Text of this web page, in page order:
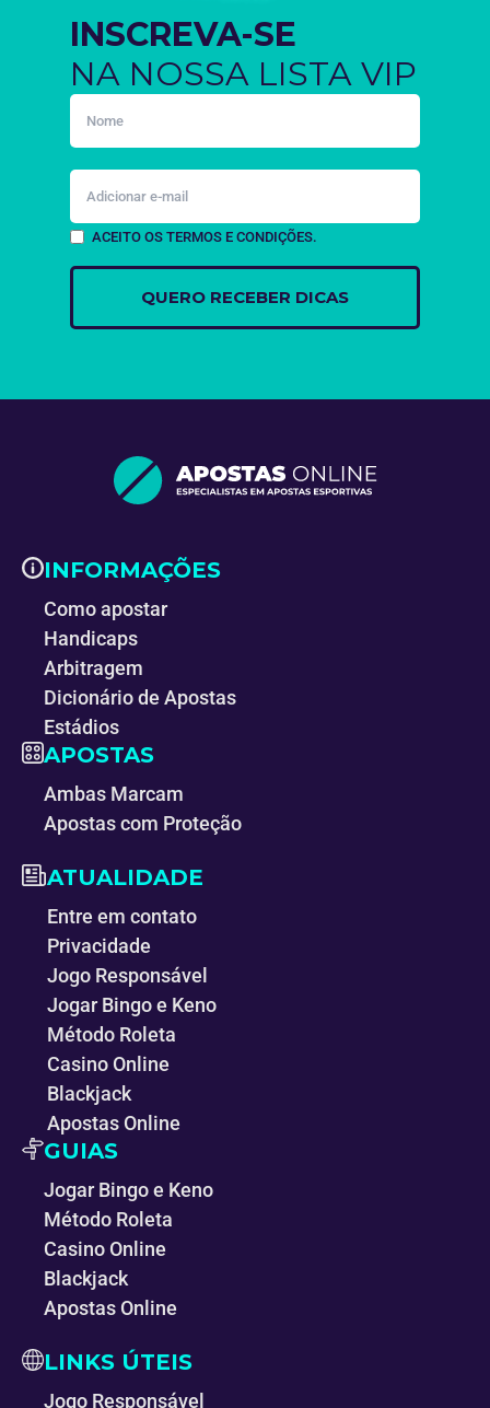
INSCREVA-SE
NA NOSSA LISTA VIP
ACEITO OS TERMOS E CONDIÇÕES.
INFORMAÇÕES
Como apostar
Handicaps
Arbitragem
Dicionário de Apostas
Estádios
APOSTAS
Ambas Marcam
Apostas com Proteção
ATUALIDADE
Entre em contato
Privacidade
Jogo Responsável
Jogar Bingo e Keno
Método Roleta
Casino Online
Blackjack
Apostas Online
GUIAS
Jogar Bingo e Keno
Método Roleta
Casino Online
Blackjack
Apostas Online
LINKS ÚTEIS
Jogo Responsável